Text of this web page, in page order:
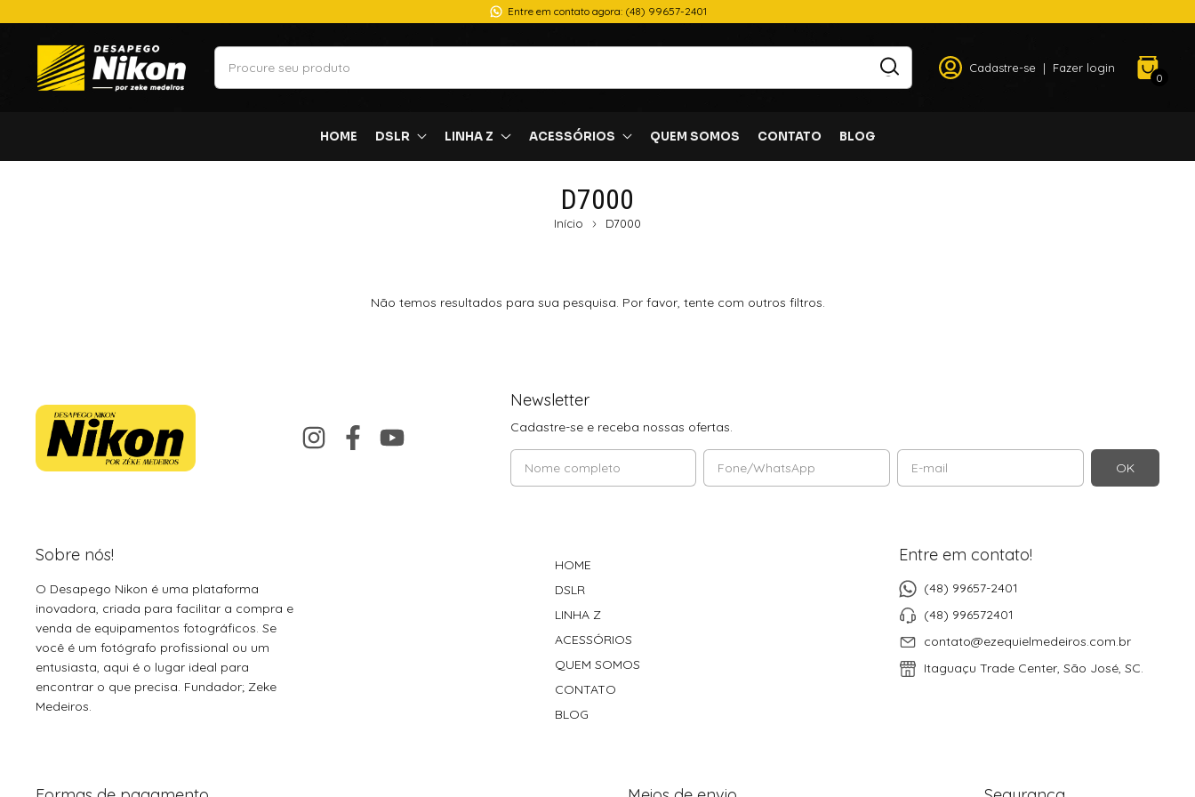
Entre em contato agora: (48) 99657-2401
Cadastre-se | Fazer login
0
HOME DSLR LINHA Z ACESSÓRIOS QUEM SOMOS CONTATO BLOG
D7000
Início D7000
Não temos resultados para sua pesquisa. Por favor, tente com outros filtros.
Newsletter
Cadastre-se e receba nossas ofertas.
Sobre nós!
O Desapego Nikon é uma plataforma
inovadora, criada para facilitar a compra e
venda de equipamentos fotográficos. Se
você é um fotógrafo profissional ou um
entusiasta, aqui é o lugar ideal para
encontrar o que precisa. Fundador; Zeke
Medeiros.
HOME
DSLR
LINHA Z
ACESSÓRIOS
QUEM SOMOS
CONTATO
BLOG
Entre em contato!
(48) 99657-2401
(48) 996572401
contato@ezequielmedeiros.com.br
Itaguaçu Trade Center, São José, SC.